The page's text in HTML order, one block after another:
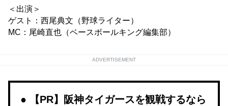
＜出演＞
ゲスト：西尾典文（野球ライター）
MC：尾崎直也（ベースボールキング編集部）
ADVERTISEMENT
【PR】阪神タイガースを観戦するなら